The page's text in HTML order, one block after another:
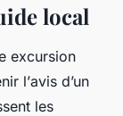
local
excursion
l’avis d’un
les